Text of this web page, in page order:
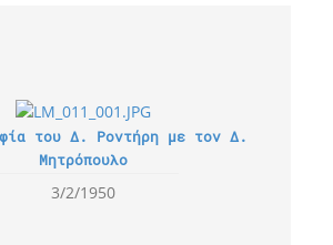
του Δ. Ροντήρη με τον Δ.
Μητρόπουλο
3/2/1950